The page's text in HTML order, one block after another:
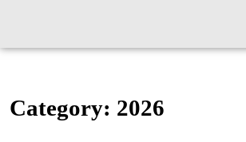
Category: 2026